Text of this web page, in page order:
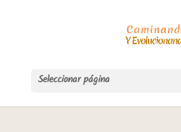
Seleccionar página